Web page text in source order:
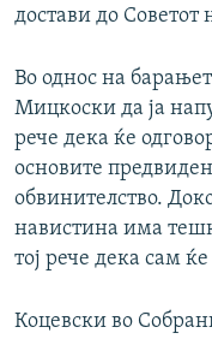
достави до Советот
Во однос на
Мицкоски да ја
рече дека ќе
основите
обвинителство.
навистина има
тој рече дека сам
Коцевски во